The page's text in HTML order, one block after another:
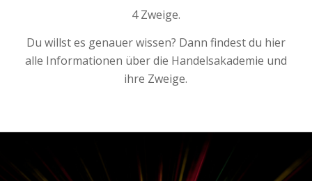
4 Zweige.
Du willst es genauer wissen? Dann findest du hier
alle Informationen über die Handelsakademie und
ihre Zweige.